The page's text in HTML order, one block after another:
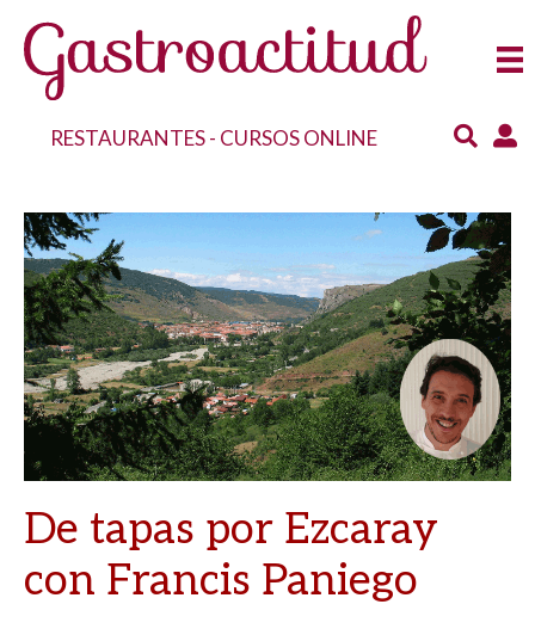
RESTAURANTES- CURSOS ONLINE
De tapas por Ezcaray
con Francis Paniego